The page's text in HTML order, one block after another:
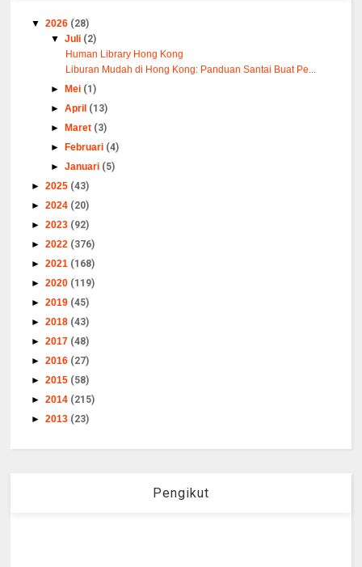
▼2026 (28)
▼Juli (2)
Human Library Hong Kong
Liburan Mudah di Hong Kong: Panduan Santai Buat Pe...
►
Mei (1)
►April (13)
►
Maret (3)
►
Februari (4)
►Januari (5)
►2025 (43)
►2024 (20)
►2023 (92)
►2022 (376)
►2021 (168)
►2020 (119)
►2019 (45)
►2018 (43)
►2017 (48)
►2016 (27)
►2015 (58)
►2014 (215)
►2013 (23)
Pengikut